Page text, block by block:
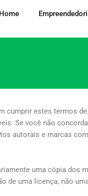
Home
cumprir estes termos
Se você não
autorais e marcas
uma cópia
de uma licença, não